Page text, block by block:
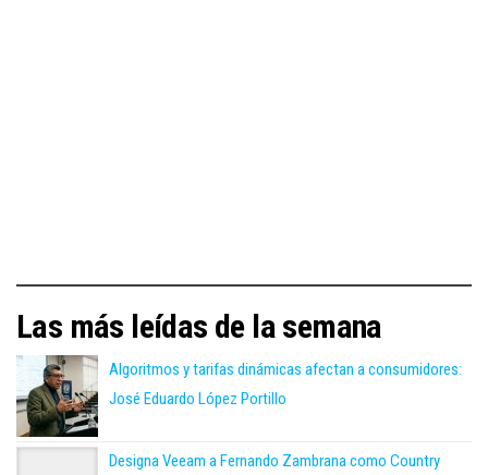
Las más leídas de la semana
Algoritmos y tarifas dinámicas afectan a consumidores:
José Eduardo López Portillo
Designa Veeam a Fernando Zambrana como Country